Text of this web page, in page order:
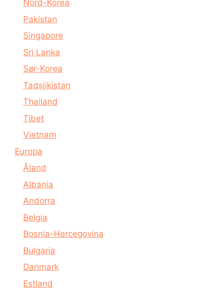
Nord-Korea
Pakistan
Singapore
Sri Lanka
Sør-Korea
Tadsjikistan
Thailand
Tibet
Vietnam
Europa
Åland
Albania
Andorra
Belgia
Bosnia-Hercegovina
Bulgaria
Danmark
Estland